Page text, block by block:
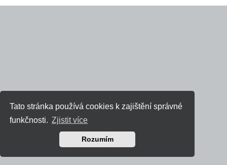
Tato stránka používá cookies k zajištění správné
funkčnosti. Zjistit více
Rozumím